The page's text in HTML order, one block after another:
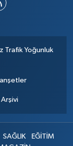
Trafik Yoğunluk
SAĞLIK
EĞİTİM